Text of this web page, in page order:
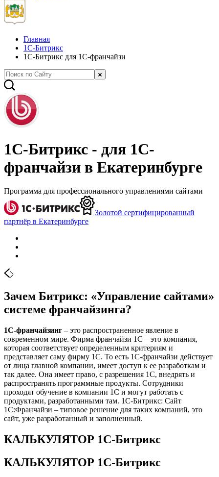
Главная
1С-Битрикс
1С-Битрикс для 1С-франчайзи
1С-Битрикс - для 1С-
франчайзи в Екатеринбурге
Программа для профессионального управлениями сайтами
Золотой сертифицированный
партнёр в Екатеринбурге
Зачем Битрикс: «Управление сайтами»
системе франчайзинга?
1С-франчайзинг – это распространенное явление в
современном мире. Фирма франчайзи 1С – это компания,
которая соответствует определенным критериям и
представляет саму фирму 1С. То есть 1С-франчайзи действует
от лица главной компании, имеет доступ к ее разработкам и
так далее. Она имеет право, с разрешения 1С, внедрять и
распространять программные продукты. Сотрудники
проходят обучение в компании 1С и могут работать с
продуктами, разработанными там. 1С-Битрикс: Сайт
1С:Франчайзи – типовое решение для таких компаний, это
сайт, уже разработанный и заполненный.
КАЛЬКУЛЯТОР 1С-Битрикс
КАЛЬКУЛЯТОР 1С-Битрикс